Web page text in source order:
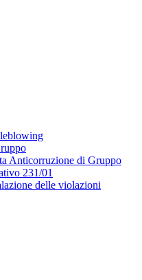
Anticorruzione di Gruppo
231/01
delle violazioni